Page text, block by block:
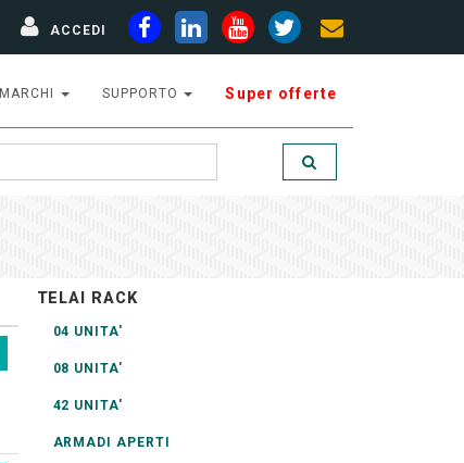
ACCEDI
MARCHI SUPPORTO Super offerte
TELAI RACK
04 UNITA'
08 UNITA'
42 UNITA'
ARMADI APERTI